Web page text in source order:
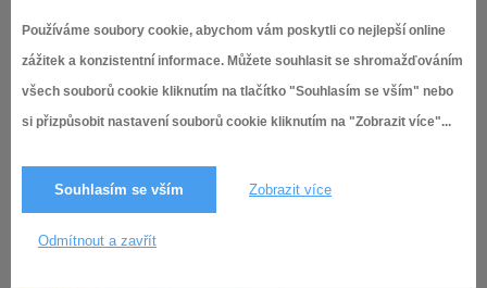
Používáme soubory cookie, abychom vám poskytli co nejlepší online
zážitek a konzistentní informace. Můžete souhlasit se shromažďováním
všech souborů cookie kliknutím na tlačítko "Souhlasím se vším" nebo
si přizpůsobit nastavení souborů cookie kliknutím na "Zobrazit více"...
Souhlasím se vším Zobrazit více
Odmítnout a zavřít
25.3.2019